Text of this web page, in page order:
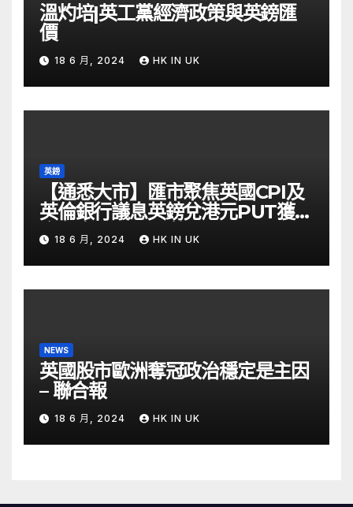
溫灼培|英工黨經濟政策與英鎊匯
價
18 6 月, 2024 HK IN UK
英鎊
【通悉大市】匯市聚焦英國CPI及
英倫銀行議息英鎊兌港元PUT獲資
金留意 – Now 財經
18 6 月, 2024 HK IN UK
NEWS
英國股市歐洲奪冠政治穩定是主因
– 聯合報
18 6 月, 2024 HK IN UK